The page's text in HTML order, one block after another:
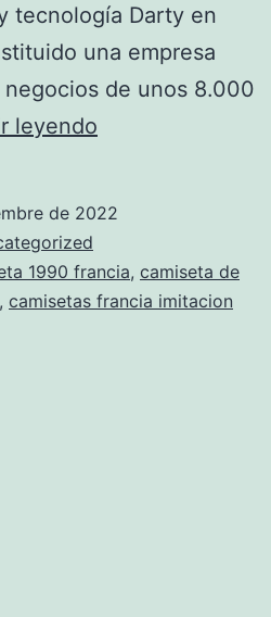
tecnología Darty en
una empresa
de unos 8.000
leyendo
de 2022
1990 francia, camiseta de
, camisetas francia imitacion